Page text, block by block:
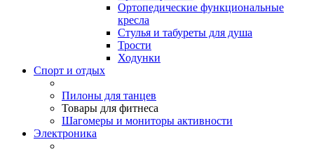
Ортопедические функциональные
кресла
Стулья и табуреты для душа
Трости
Ходунки
Спорт и отдых
Пилоны для танцев
Товары для фитнеса
Шагомеры и мониторы активности
Электроника